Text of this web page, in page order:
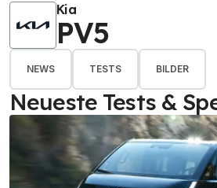
Kia
PV5
NEWS TESTS BILDER
Neueste Tests &